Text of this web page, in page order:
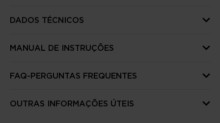
DADOS TÉCNICOS
MANUAL DE INSTRUÇÕES
FAQ-PERGUNTAS FREQUENTES
OUTRAS INFORMAÇÕES ÚTEIS